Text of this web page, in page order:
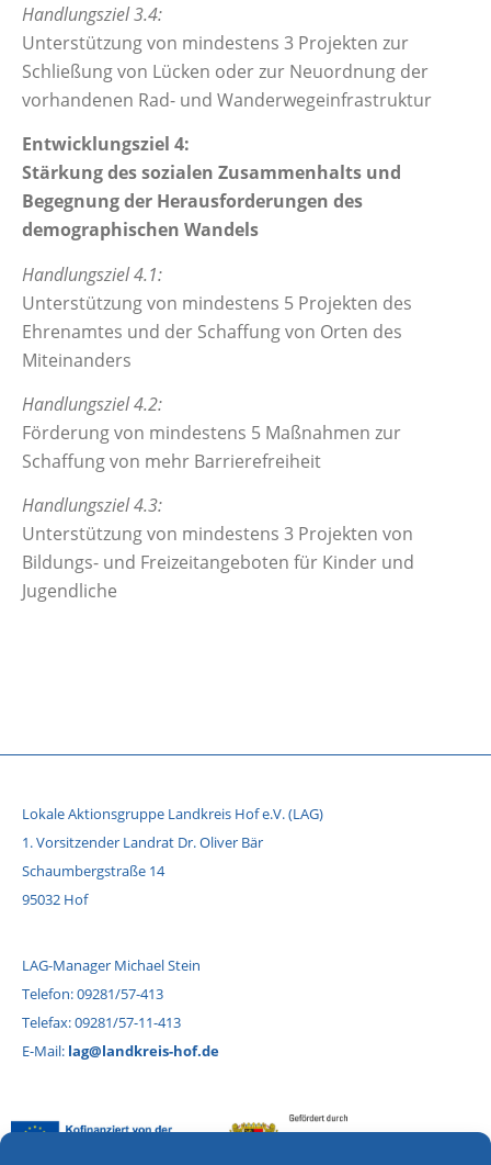
Handlungsziel 3.4:
Unterstützung von mindestens 3 Projekten zur
Schließung von Lücken oder zur Neuordnung der
vorhandenen Rad- und Wanderwegeinfrastruktur
Entwicklungsziel 4:
Stärkung des sozialen Zusammenhalts und
Begegnung der Herausforderungen des
demographischen Wandels
Handlungsziel 4.1:
Unterstützung von mindestens 5 Projekten des
Ehrenamtes und der Schaffung von Orten des
Miteinanders
Handlungsziel 4.2:
Förderung von mindestens 5 Maßnahmen zur
Schaffung von mehr Barrierefreiheit
Handlungsziel 4.3:
Unterstützung von mindestens 3 Projekten von
Bildungs- und Freizeitangeboten für Kinder und
Jugendliche
Lokale Aktionsgruppe Landkreis Hof e.V. (LAG)
1. Vorsitzender Landrat Dr. Oliver Bär
Schaumbergstraße 14
95032 Hof
LAG-Manager Michael Stein
Telefon: 09281/57-413
Telefax: 09281/57-11-413
E-Mail: lag@landkreis-hof.de